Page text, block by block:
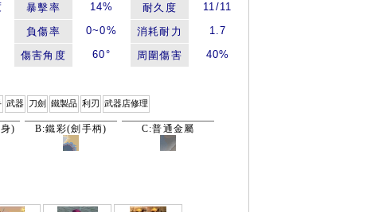
暴擊率 14% 耐久度 11/11
負傷率 0~0% 消耗耐力 1.7
傷害角度 60° 周圍傷害 40%
武器 刀劍 鐵製品 利刃 武器店修理
) B:鐵彩(劍手柄) C:普通金屬